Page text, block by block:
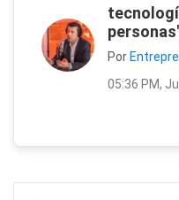
Por
05:36 PM,